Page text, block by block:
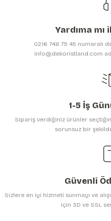
Ürün resmi kalitesiz, bozuk
Ürün bilgilerinde hatalar
Yardıma mı
0216 748 75 45 numaralı
info@dekoristland.com
1-5 İş
Sipariş verdiğiniz ürünler
sorunsuz bir
Güvenli
Sizlere en iyi hizmeti sunmayı ve
için 3D ve SSL